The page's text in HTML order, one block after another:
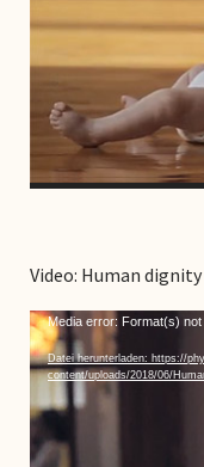
Video: Human dignity
Video-
Player
Media error: Format(s)
Datei herunterladen: https://
content/uploads/2018/06/